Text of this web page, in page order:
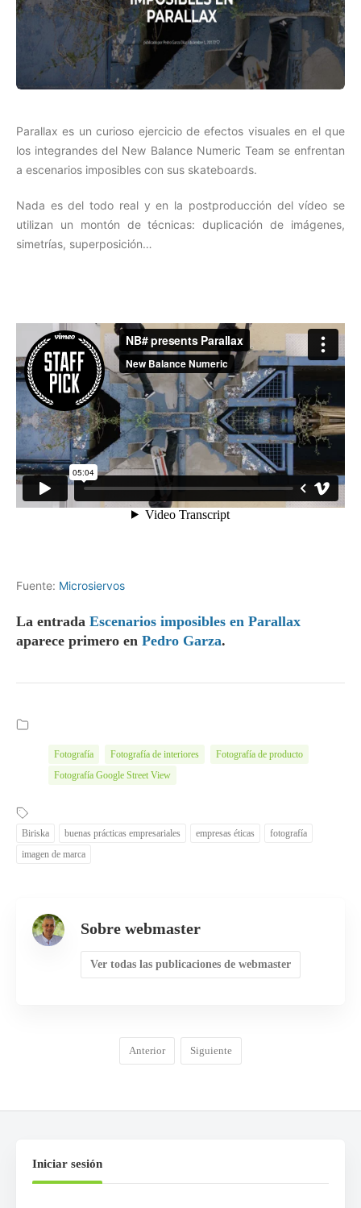
Parallax es un curioso ejercicio de efectos visuales en el que
los integrandes del New Balance Numeric Team se enfrentan
a escenarios imposibles con sus skateboards.
Nada es del todo real y en la postproducción del vídeo se
utilizan un montón de técnicas: duplicación de imágenes,
simetrías, superposición…
Fuente: Microsiervos
La entrada Escenarios imposibles en Parallax
aparece primero en Pedro Garza.
Fotografía Fotografía de interiores
Fotografía de producto
Fotografía Google Street View
Biriska buenas prácticas empresariales empresas éticas
fotografía
imagen de marca
Sobre webmaster
Ver todas las publicaciones de webmaster
Anterior Siguiente
Iniciar sesión